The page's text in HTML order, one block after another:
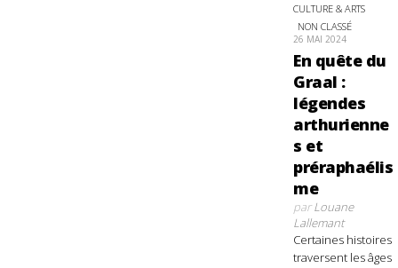
CULTURE & ARTS
NON CLASSÉ
26 MAI 2024
En quête du
Graal :
légendes
arthurienne
s et
préraphaélis
me
parLouane
Lallemant
Certaines histoires
traversent les âges